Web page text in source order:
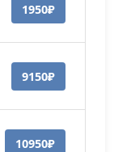
1950₽
9150₽
10950₽